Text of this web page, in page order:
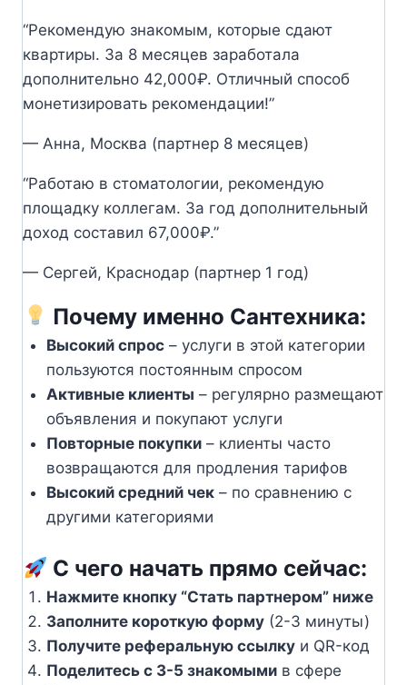
“Рекомендую знакомым, которые сдают
квартиры. За 8 месяцев заработала
дополнительно 42,000₽. Отличный способ
монетизировать рекомендации!”
— Анна, Москва (партнер 8 месяцев)
“Работаю в стоматологии, рекомендую
площадку коллегам. За год дополнительный
доход составил 67,000₽.”
— Сергей, Краснодар (партнер 1 год)
Почему именно Сантехника:
Высокий спрос– услуги в этой категории
пользуются постоянным спросом
Активные клиенты – регулярно размещают
объявления и покупают услуги
Повторные покупки– клиенты часто
возвращаются для продления тарифов
Высокий средний чек– по сравнению с
другими категориями
С чего начать прямо сейчас:
Нажмите кнопку “Стать партнером” ниже
Заполните короткую форму(2-3 минуты)
Получите реферальную ссылкуи QR-код
Поделитесь с 3-5 знакомымив сфере